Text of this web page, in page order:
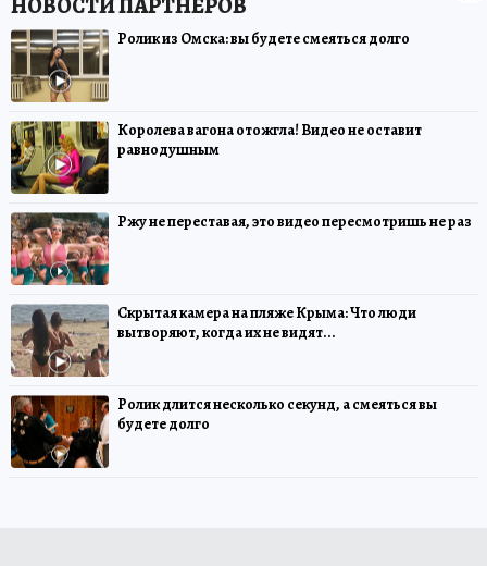
Ролик из Омска: вы будете смеяться долго
Королева вагона отожгла! Видео не оставит
равнодушным
Ржу не переставая, это видео пересмотришь не раз
Скрытая камера на пляже Крыма: Что люди
вытворяют, когда их не видят...
Ролик длится несколько секунд, а смеяться вы
будете долго